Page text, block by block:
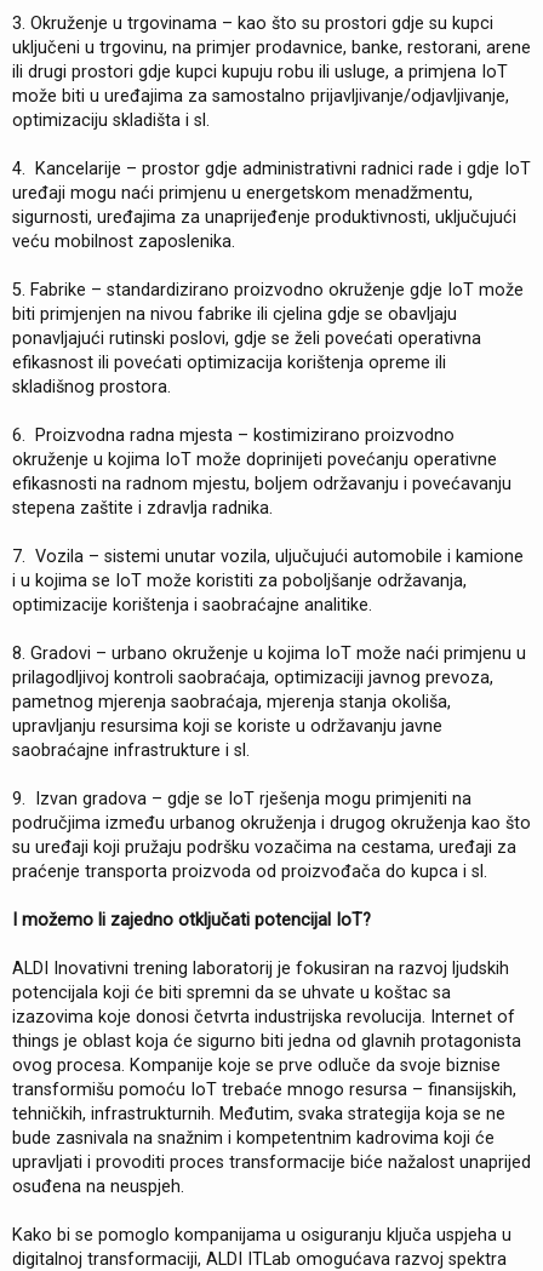
3. Okruženje u trgovinama – kao što su prostori gdje su kupci
uključeni u trgovinu, na primjer prodavnice, banke, restorani, arene
ili drugi prostori gdje kupci kupuju robu ili usluge, a primjena IoT
može biti u uređajima za samostalno prijavljivanje/odjavljivanje,
optimizaciju skladišta i sl.
4. Kancelarije – prostor gdje administrativni radnici rade i gdje IoT
uređaji mogu naći primjenu u energetskom menadžmentu,
sigurnosti, uređajima za unaprijeđenje produktivnosti, uključujući
veću mobilnost zaposlenika.
5. Fabrike – standardizirano proizvodno okruženje gdje IoT može
biti primjenjen na nivou fabrike ili cjelina gdje se obavljaju
ponavljajući rutinski poslovi, gdje se želi povećati operativna
efikasnost ili povećati optimizacija korištenja opreme ili
skladišnog prostora.
6. Proizvodna radna mjesta – kostimizirano proizvodno
okruženje u kojima IoT može doprinijeti povećanju operativne
efikasnosti na radnom mjestu, boljem održavanju i povećavanju
stepena zaštite i zdravlja radnika.
7. Vozila – sistemi unutar vozila, uljučujući automobile i kamione
i u kojima se IoT može koristiti za poboljšanje održavanja,
optimizacije korištenja i saobraćajne analitike.
8. Gradovi – urbano okruženje u kojima IoT može naći primjenu u
prilagodljivoj kontroli saobraćaja, optimizaciji javnog prevoza,
pametnog mjerenja saobraćaja, mjerenja stanja okoliša,
upravljanju resursima koji se koriste u održavanju javne
saobraćajne infrastrukture i sl.
9. Izvan gradova – gdje se IoT rješenja mogu primjeniti na
područjima između urbanog okruženja i drugog okruženja kao što
su uređaji koji pružaju podršku vozačima na cestama, uređaji za
praćenje transporta proizvoda od proizvođača do kupca i sl.
I možemo li zajedno otključati potencijal IoT?
ALDI Inovativni trening laboratorij je fokusiran na razvoj ljudskih
potencijala koji će biti spremni da se uhvate u koštac sa
izazovima koje donosi četvrta industrijska revolucija. Internet of
things je oblast koja će sigurno biti jedna od glavnih protagonista
ovog procesa. Kompanije koje se prve odluče da svoje biznise
transformišu pomoću IoT trebaće mnogo resursa – finansijskih,
tehničkih, infrastrukturnih. Međutim, svaka strategija koja se ne
bude zasnivala na snažnim i kompetentnim kadrovima koji će
upravljati i provoditi proces transformacije biće nažalost unaprijed
osuđena na neuspjeh.
Kako bi se pomoglo kompanijama u osiguranju ključa uspjeha u
digitalnoj transformaciji, ALDI ITLab omogućava razvoj spektra